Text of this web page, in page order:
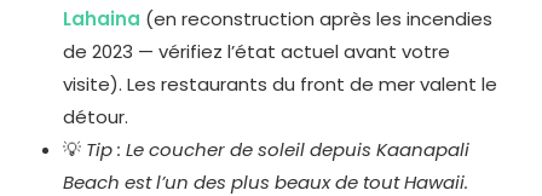
Lahaina (en reconstruction après les incendies
de 2023 — vérifiez l’état actuel avant votre
visite). Les restaurants du front de mer valent le
détour.
💡 Tip : Le coucher de soleil depuis Kaanapali
Beach est l’un des plus beaux de tout Hawaii.